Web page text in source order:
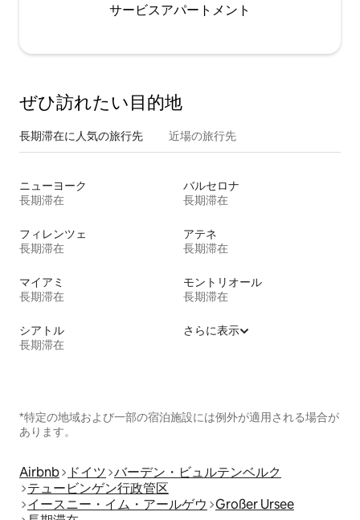
サービスアパートメント
ぜひ訪⁠れ⁠た⁠い目⁠的⁠地
長期滞在に人気の旅行先 近場の旅行先
ニューヨーク
長期滞在
バルセロナ
長期滞在
フィレンツェ
長期滞在
アテネ
長期滞在
マイアミ
長期滞在
モントリオール
長期滞在
シアトル
長期滞在
さらに表示
*特定の地域および一部の宿泊施設には例外が適用される場合が
あります。
Airbnb ドイツ バーデン・ビュルテンベルク
テュービンゲン行政管区
イースニー・イム・アールゲウ Großer Ursee